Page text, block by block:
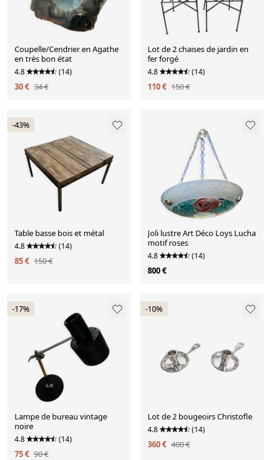
Coupelle/Cendrier en Agathe
en très bon état
4.8 (14)
30 € 34 €
Lot de 2 chaises de jardin en
fer forgé
4.8 (14)
110 € 150 €
-43%
Table basse bois et métal
4.8 (14)
85 € 150 €
Joli lustre Art Déco Loys Lucha
motif roses
4.8 (14)
800 €
-17%
Lampe de bureau vintage
noire
4.8 (14)
75 € 90 €
-10%
Lot de 2 bougeoirs Christofle
4.8 (14)
360 € 400 €